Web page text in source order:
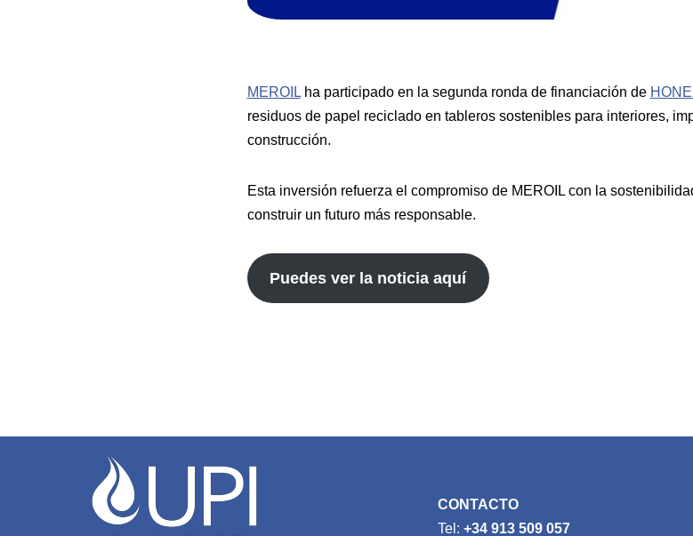
MEROILha participado en la segunda ronda de financiación de
residuos de papel reciclado en tableros sostenibles para interiores,
construcción.
Esta inversión refuerza el compromiso de MEROIL con la
construir un futuro más responsable.
Puedes ver la noticia aquí
CONTACTO
Tel: +34 913 509 057